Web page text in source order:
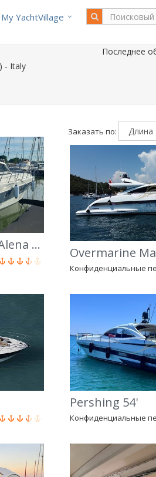
My YachtVillage
- Italy
Последнее
Заказать по:
Innovazioni E Progetti Alena 47
Overmarine
Конфиденциальные
Pershing 54'
Конфиденциальные